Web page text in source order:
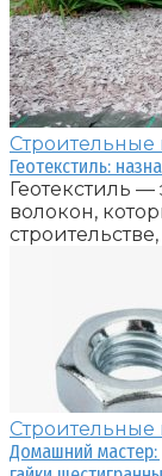
Строительные
Геотекстиль:
Геотекстиль —
волокон,
Строительные
Домашний